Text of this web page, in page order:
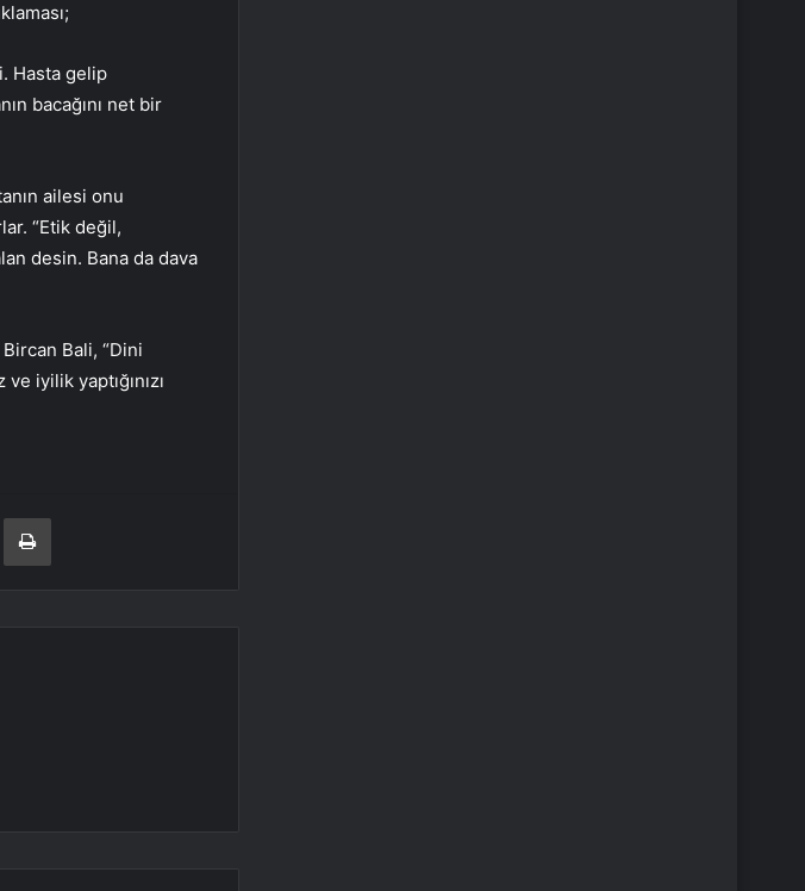
Hasta gelip
bacağını net bir
ailesi onu
“Etik değil,
desin. Bana da dava
Bircan Bali, “Dini
iyilik yaptığınızı
E-Posta ile paylaş Yazdır